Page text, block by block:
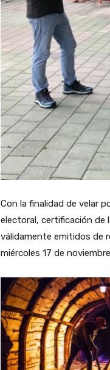
Con la finalidad de velar
electoral, certificación de
válidamente emitidos de
miércoles 17 de